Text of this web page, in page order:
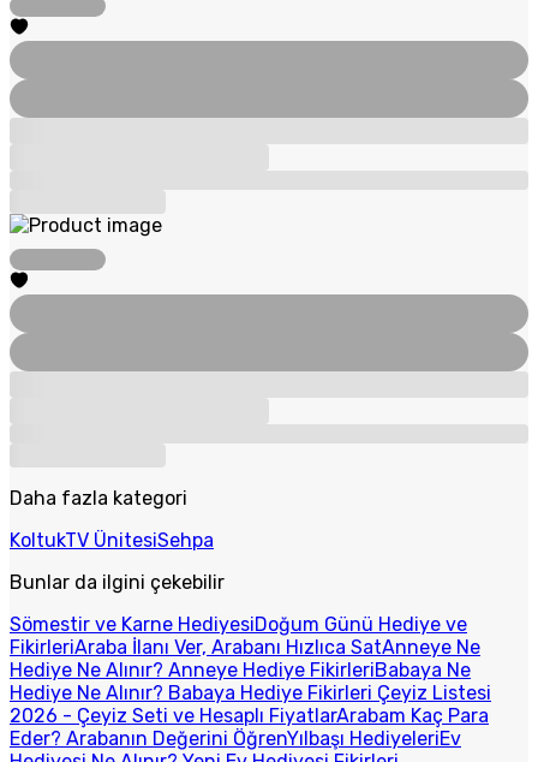
Daha fazla kategori
KoltukTV ÜnitesiSehpa
Bunlar da ilgini çekebilir
Sömestir ve Karne HediyesiDoğum Günü Hediye ve
FikirleriAraba İlanı Ver, Arabanı Hızlıca SatAnneye Ne
Hediye Ne Alınır? Anneye Hediye FikirleriBabaya Ne
Hediye Ne Alınır? Babaya Hediye Fikirleri Çeyiz Listesi
2026 - Çeyiz Seti ve Hesaplı FiyatlarArabam Kaç Para
Eder? Arabanın Değerini ÖğrenYılbaşı HediyeleriEv